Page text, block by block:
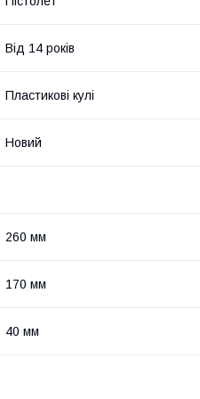
Від 14 років
Пластикові кулі
Новий
260 мм
170 мм
40 мм